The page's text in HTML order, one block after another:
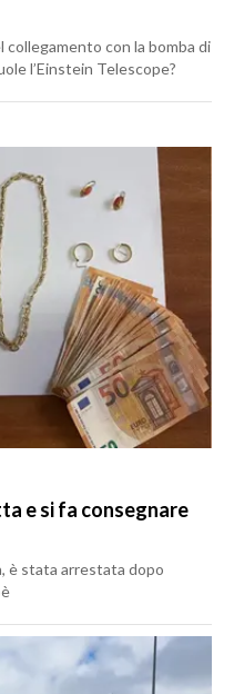
collegamento con la bomba di
l’Einstein Telescope?
e si fa consegnare
è stata arrestata dopo